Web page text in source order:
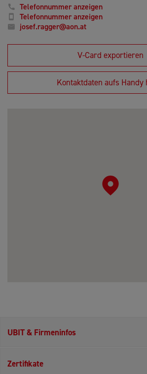
Telefonnummer anzeigen
Telefonnummer anzeigen
josef.ragger@aon.at
V-Card exportieren
Kontaktdaten aufs Handy
UBIT & Firmeninfos
Zertifikate